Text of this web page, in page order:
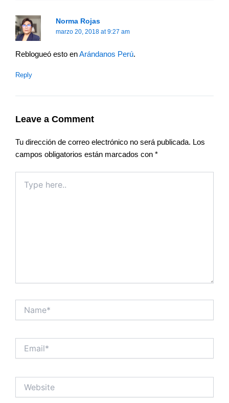
Norma Rojas
marzo 20, 2018 at 9:27 am
Reblogueó esto enArándanos Perú.
Reply
Leave a Comment
Tu dirección de correo electrónico no será publicada. Los
campos obligatorios están marcados con *
here..